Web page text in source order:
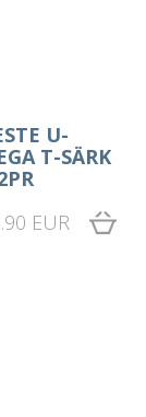
U-
T-SÄRK
EUR